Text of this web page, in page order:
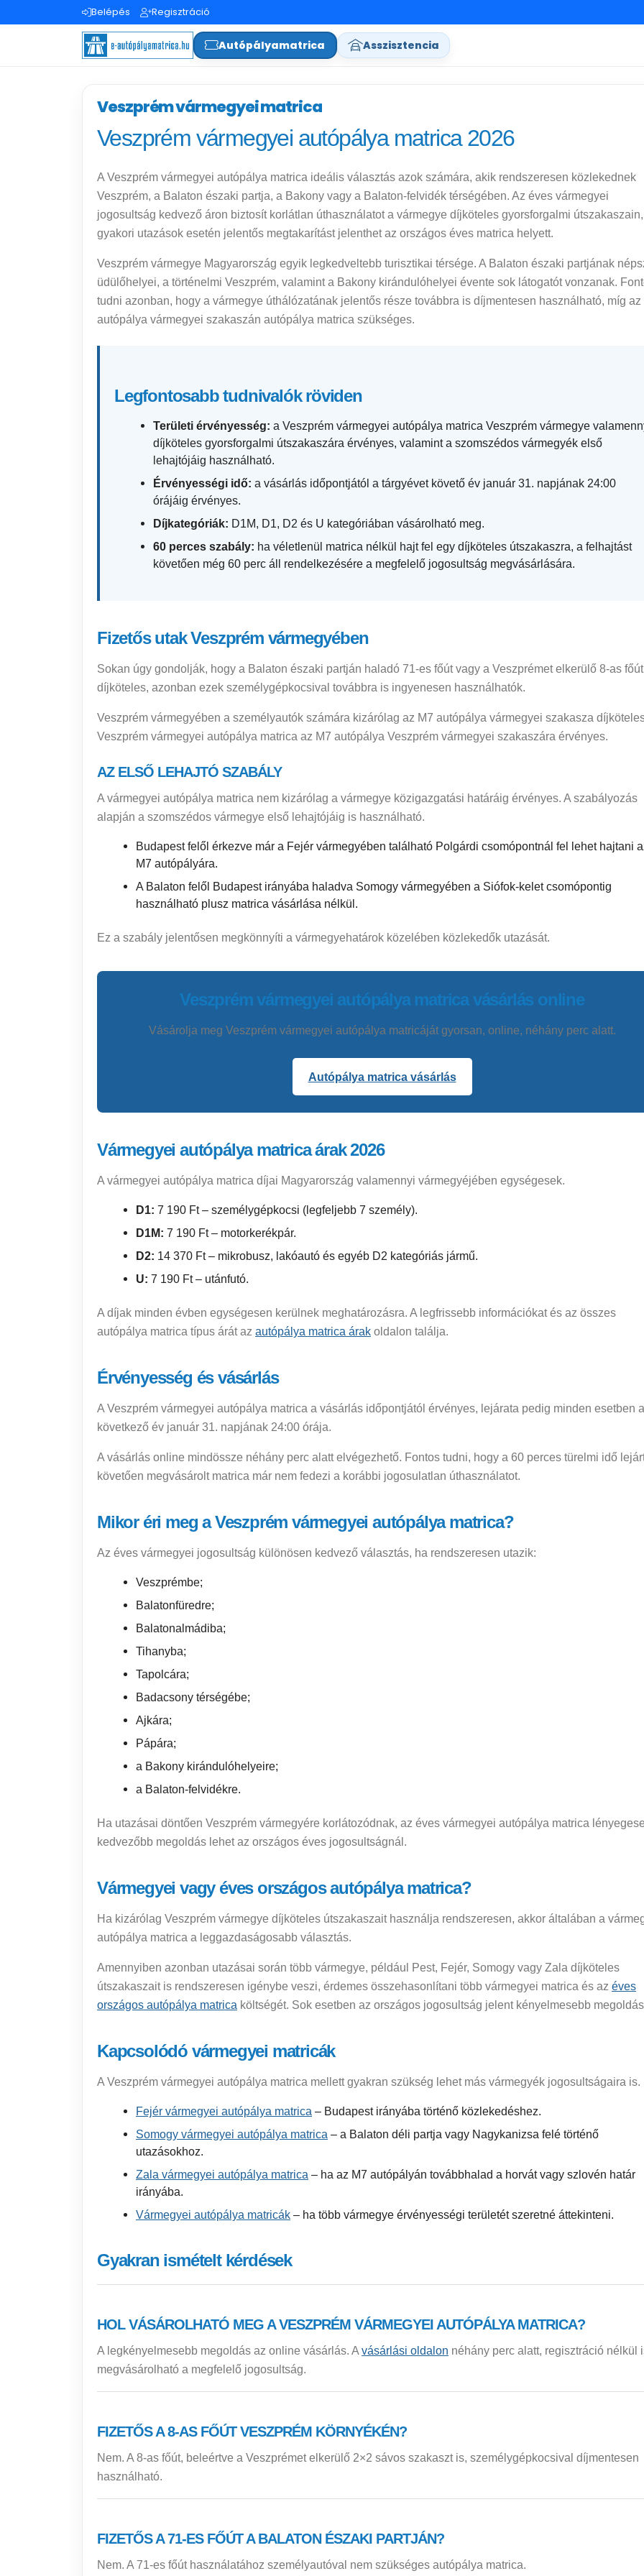
Belépés Regisztráció
Autópályamatrica Asszisztencia
Veszprém vármegyei matrica
Veszprém vármegyei autópálya matrica 2026
A Veszprém vármegyei autópálya matrica ideális választás azok számára, akik rendszeresen közlekednek
Veszprém, a Balaton északi partja, a Bakony vagy a Balaton-felvidék térségében. Az éves vármegyei
jogosultság kedvező áron biztosít korlátlan úthasználatot a vármegye díjköteles gyorsforgalmi
gyakori utazások esetén jelentős megtakarítást jelenthet az országos éves matrica helyett.
Veszprém vármegye Magyarország egyik legkedveltebb turisztikai térsége. A Balaton északi partjának
üdülőhelyei, a történelmi Veszprém, valamint a Bakony kirándulóhelyei évente sok látogatót vonzanak.
tudni azonban, hogy a vármegye úthálózatának jelentős része továbbra is díjmentesen használható, míg az
autópálya vármegyei szakaszán autópálya matrica szükséges.
Legfontosabb tudnivalók röviden
Területi érvényesség: a Veszprém vármegyei autópálya matrica Veszprém vármegye
díjköteles gyorsforgalmi útszakaszára érvényes, valamint a szomszédos vármegyék első
lehajtójáig használható.
Érvényességi idő: a vásárlás időpontjától a tárgyévet követő év január 31. napjának 24:00
órájáig érvényes.
Díjkategóriák: D1M, D1, D2 és U kategóriában vásárolható meg.
60 perces szabály: ha véletlenül matrica nélkül hajt fel egy díjköteles útszakaszra, a felhajtást
követően még 60 perc áll rendelkezésére a megfelelő jogosultság megvásárlására.
Fizetős utak Veszprém vármegyében
Sokan úgy gondolják, hogy a Balaton északi partján haladó 71-es főút vagy a Veszprémet elkerülő 8-as főút
díjköteles, azonban ezek személygépkocsival továbbra is ingyenesen használhatók.
Veszprém vármegyében a személyautók számára kizárólag az M7 autópálya vármegyei szakasza
Veszprém vármegyei autópálya matrica az M7 autópálya Veszprém vármegyei szakaszára érvényes.
AZ ELSŐ LEHAJTÓ SZABÁLY
A vármegyei autópálya matrica nem kizárólag a vármegye közigazgatási határáig érvényes. A szabályozás
alapján a szomszédos vármegye első lehajtójáig is használható.
Budapest felől érkezve már a Fejér vármegyében található Polgárdi csomópontnál fel lehet hajtani
M7 autópályára.
A Balaton felől Budapest irányába haladva Somogy vármegyében a Siófok-kelet csomópontig
használható plusz matrica vásárlása nélkül.
Ez a szabály jelentősen megkönnyíti a vármegyehatárok közelében közlekedők utazását.
Veszprém vármegyei autópálya matrica vásárlás online
Vásárolja meg Veszprém vármegyei autópálya matricáját gyorsan, online, néhány perc alatt.
Autópálya matrica vásárlás
Vármegyei autópálya matrica árak 2026
A vármegyei autópálya matrica díjai Magyarország valamennyi vármegyéjében egységesek.
D1: 7 190 Ft – személygépkocsi (legfeljebb 7 személy).
D1M: 7 190 Ft – motorkerékpár.
D2: 14 370 Ft – mikrobusz, lakóautó és egyéb D2 kategóriás jármű.
U: 7 190 Ft – utánfutó.
A díjak minden évben egységesen kerülnek meghatározásra. A legfrissebb információkat és az összes
autópálya matrica típus árát az autópálya matrica árak oldalon találja.
Érvényesség és vásárlás
A Veszprém vármegyei autópálya matrica a vásárlás időpontjától érvényes, lejárata pedig minden esetben a
következő év január 31. napjának 24:00 órája.
A vásárlás online mindössze néhány perc alatt elvégezhető. Fontos tudni, hogy a 60 perces türelmi idő
követően megvásárolt matrica már nem fedezi a korábbi jogosulatlan úthasználatot.
Mikor éri meg a Veszprém vármegyei autópálya matrica?
Az éves vármegyei jogosultság különösen kedvező választás, ha rendszeresen utazik:
Veszprémbe;
Balatonfüredre;
Balatonalmádiba;
Tihanyba;
Tapolcára;
Badacsony térségébe;
Ajkára;
Pápára;
a Bakony kirándulóhelyeire;
a Balaton-felvidékre.
Ha utazásai döntően Veszprém vármegyére korlátozódnak, az éves vármegyei autópálya matrica
kedvezőbb megoldás lehet az országos éves jogosultságnál.
Vármegyei vagy éves országos autópálya matrica?
Ha kizárólag Veszprém vármegye díjköteles útszakaszait használja rendszeresen, akkor általában a
autópálya matrica a leggazdaságosabb választás.
Amennyiben azonban utazásai során több vármegye, például Pest, Fejér, Somogy vagy Zala díjköteles
útszakaszait is rendszeresen igénybe veszi, érdemes összehasonlítani több vármegyei matrica és az éves
országos autópálya matrica költségét. Sok esetben az országos jogosultság jelent kényelmesebb
Kapcsolódó vármegyei matricák
A Veszprém vármegyei autópálya matrica mellett gyakran szükség lehet más vármegyék jogosultságaira is.
Fejér vármegyei autópálya matrica – Budapest irányába történő közlekedéshez.
Somogy vármegyei autópálya matrica – a Balaton déli partja vagy Nagykanizsa felé történő
utazásokhoz.
Zala vármegyei autópálya matrica – ha az M7 autópályán továbbhalad a horvát vagy szlovén határ
irányába.
Vármegyei autópálya matricák – ha több vármegye érvényességi területét szeretné áttekinteni.
Gyakran ismételt kérdések
HOL VÁSÁROLHATÓ MEG A VESZPRÉM VÁRMEGYEI AUTÓPÁLYA MATRICA?
A legkényelmesebb megoldás az online vásárlás. A vásárlási oldalon néhány perc alatt, regisztráció nélkül
megvásárolható a megfelelő jogosultság.
FIZETŐS A 8-AS FŐÚT VESZPRÉM KÖRNYÉKÉN?
Nem. A 8-as főút, beleértve a Veszprémet elkerülő 2×2 sávos szakaszt is, személygépkocsival díjmentesen
használható.
FIZETŐS A 71-ES FŐÚT A BALATON ÉSZAKI PARTJÁN?
Nem. A 71-es főút használatához személyautóval nem szükséges autópálya matrica.